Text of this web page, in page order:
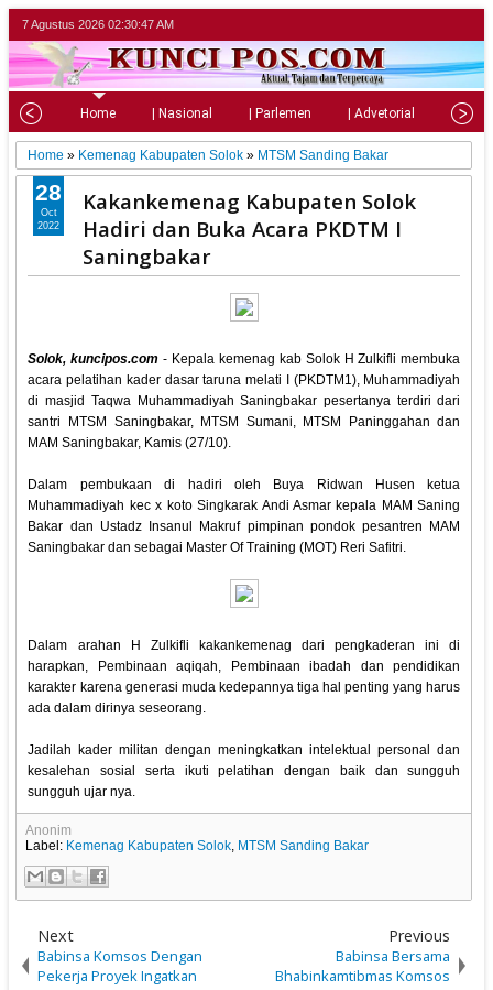
7 Agustus 2026 02:30:48 AM
Home | Nasional | Parlemen | Advetorial |
Home » Kemenag Kabupaten Solok » MTSM Sanding Bakar
Kakankemenag Kabupaten Solok
Hadiri dan Buka Acara PKDTM I
Saningbakar
Solok, kuncipos.com - Kepala kemenag kab Solok H Zulkifli membuka
acara pelatihan kader dasar taruna melati I (PKDTM1), Muhammadiyah
di masjid Taqwa Muhammadiyah Saningbakar pesertanya terdiri dari
santri MTSM Saningbakar, MTSM Sumani, MTSM Paninggahan dan
MAM Saningbakar, Kamis (27/10).
Dalam pembukaan di hadiri oleh Buya Ridwan Husen ketua
Muhammadiyah kec x koto Singkarak Andi Asmar kepala MAM Saning
Bakar dan Ustadz Insanul Makruf pimpinan pondok pesantren MAM
Saningbakar dan sebagai Master Of Training (MOT) Reri Safitri.
Dalam arahan H Zulkifli kakankemenag dari pengkaderan ini di
harapkan, Pembinaan aqiqah, Pembinaan ibadah dan pendidikan
karakter karena generasi muda kedepannya tiga hal penting yang harus
ada dalam dirinya seseorang.
Jadilah kader militan dengan meningkatkan intelektual personal dan
kesalehan sosial serta ikuti pelatihan dengan baik dan sungguh
sungguh ujar nya.
28
Oct
2022
Anonim
Label: Kemenag Kabupaten Solok, MTSM Sanding Bakar
Next
Babinsa Komsos Dengan
Pekerja Proyek Ingatkan
Previous
Babinsa Bersama
Bhabinkamtibmas Komsos